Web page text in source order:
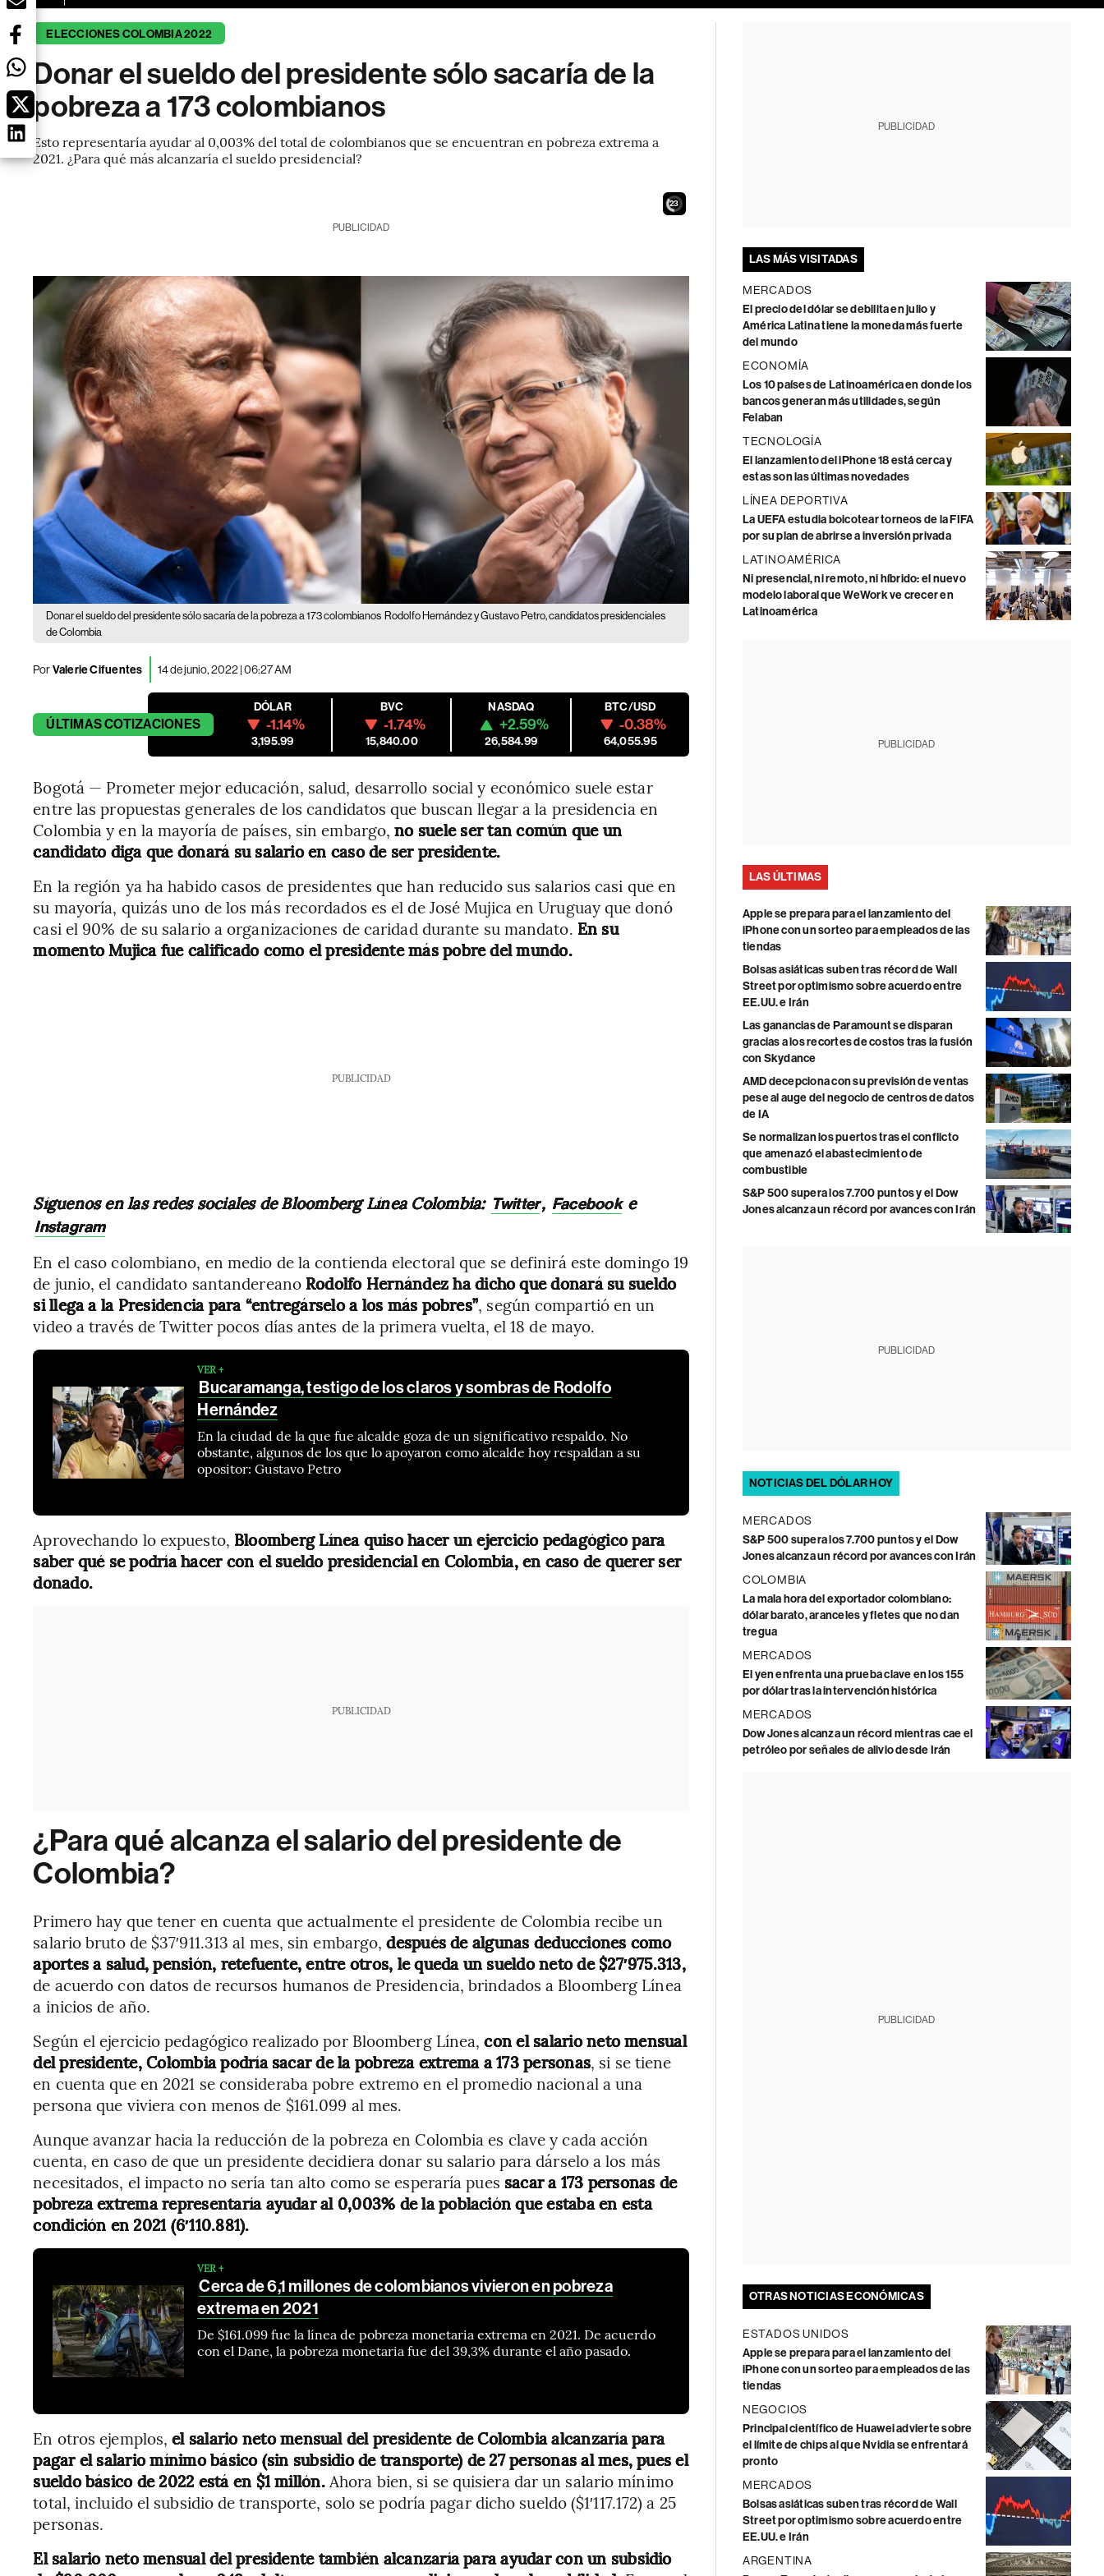
ELECCIONES COLOMBIA 2022
Donar el sueldo del presidente sólo sacaría de la
pobreza a 173 colombianos
Esto representaría ayudar al 0,003% del total de colombianos que se encuentran en pobreza extrema a
2021. ¿Para qué más alcanzaría el sueldo presidencial?
21
PUBLICIDAD
Donar el sueldo del presidente sólo sacaría de la pobreza a 173 colombianos Rodolfo Hernández y Gustavo Petro, candidatos presidenciales
de Colombia
PorValerie Cifuentes 14 de junio, 2022 | 06:27 AM
ÚLTIMASCOTIZACIONES
DÓLAR
-1.14%
3,195.99
BVC
-1.74%
15,840.00
NASDAQ
+2.59%
26,584.99
BTC/USD
-0.38%
64,055.95
Bogotá — Prometer mejor educación, salud, desarrollo social y económico suele estar
entre las propuestas generales de los candidatos que buscan llegar a la presidencia en
Colombia y en la mayoría de países, sin embargo,no suele ser tan común que un
candidato diga que donará su salario en caso de ser presidente.
En la región ya ha habido casos de presidentes que han reducido sus salarios casi que en
su mayoría, quizás uno de los más recordados es el de José Mujica en Uruguay que donó
casi el 90% de su salario a organizaciones de caridad durante su mandato. En su
momento Mujica fue calificado como el presidente más pobre del mundo.
PUBLICIDAD
Síguenos en las redes sociales de Bloomberg Línea Colombia: Twitter, Facebooke
Instagram
En el caso colombiano, en medio de la contienda electoral que se definirá este domingo 19
de junio, el candidato santandereano Rodolfo Hernández ha dicho que donará su sueldo
si llega a la Presidencia para “entregárselo a los más pobres”, según compartió en un
video a través de Twitter pocos días antes de la primera vuelta, el 18 de mayo.
VER +
Bucaramanga, testigo de los claros y sombras de Rodolfo
Hernández
En la ciudad de la que fue alcalde goza de un significativo respaldo. No
obstante, algunos de los que lo apoyaron como alcalde hoy respaldan a su
opositor: Gustavo Petro
Aprovechando lo expuesto, Bloomberg Línea quiso hacer un ejercicio pedagógico para
saber qué se podría hacer con el sueldo presidencial en Colombia,en caso de querer ser
donado.
PUBLICIDAD
¿Para qué alcanza el salario del presidente de
Colombia?
Primero hay que tener en cuenta que actualmente el presidente de Colombia recibe un
salario bruto de $37′911.313 al mes, sin embargo,después de algunas deducciones como
aportes a salud, pensión, retefuente, entre otros, le queda un sueldo neto de $27′975.313,
de acuerdo con datos de recursos humanos de Presidencia, brindados a Bloomberg Línea
a inicios de año.
Según el ejercicio pedagógico realizado por Bloomberg Línea,con el salario neto mensual
del presidente, Colombia podría sacar de la pobreza extrema a 173 personas, si se tiene
en cuenta que en 2021 se consideraba pobre extremo en el promedio nacional a una
persona que viviera con menos de $161.099 al mes.
Aunque avanzar hacia la reducción de la pobreza en Colombia es clave y cada acción
cuenta, en caso de que un presidente decidiera donar su salario para dárselo a los más
necesitados, el impacto no sería tan alto como se esperaría pues sacar a 173 personas de
pobreza extrema representaría ayudar al 0,003% de la población que estaba en esta
condición en 2021 (6′110.881).
VER +
Cerca de 6,1 millones de colombianos vivieron en pobreza
extrema en 2021
De $161.099 fue la línea de pobreza monetaria extrema en 2021. De acuerdo
con el Dane, la pobreza monetaria fue del 39,3% durante el año pasado.
En otros ejemplos,el salario neto mensual del presidente de Colombia alcanzaría para
pagar el salario mínimo básico (sin subsidio de transporte) de 27 personas al mes, pues el
sueldo básico de 2022 está en $1 millón.Ahora bien, si se quisiera dar un salario mínimo
total, incluido el subsidio de transporte, solo se podría pagar dicho sueldo ($1′117.172) a 25
personas.
El salario neto mensual del presidente también alcanzaría para ayudar con un subsidio
PUBLICIDAD
LAS MÁS VISITADAS
MERCADOS
El precio del dólar se debilita en julio y
América Latina tiene la moneda más fuerte
del mundo
ECONOMÍA
Los 10 países de Latinoamérica en donde los
bancos generan más utilidades, según
Felaban
TECNOLOGÍA
El lanzamiento del iPhone 18 está cerca y
estas son las últimas novedades
LÍNEA DEPORTIVA
La UEFA estudia boicotear torneos de la FIFA
por su plan de abrirse a inversión privada
LATINOAMÉRICA
Ni presencial, ni remoto, ni híbrido: el nuevo
modelo laboral que WeWork ve crecer en
Latinoamérica
PUBLICIDAD
LAS ÚLTIMAS
Apple se prepara para el lanzamiento del
iPhone con un sorteo para empleados de las
tiendas
Bolsas asiáticas suben tras récord de Wall
Street por optimismo sobre acuerdo entre
EE.UU. e Irán
Las ganancias de Paramount se disparan
gracias a los recortes de costos tras la fusión
con Skydance
AMD decepciona con su previsión de ventas
pese al auge del negocio de centros de datos
de IA
Se normalizan los puertos tras el conflicto
que amenazó el abastecimiento de
combustible
S&P 500 supera los 7.700 puntos y el Dow
Jones alcanza un récord por avances con Irán
PUBLICIDAD
NOTICIAS DEL DÓLAR HOY
MERCADOS
S&P 500 supera los 7.700 puntos y el Dow
Jones alcanza un récord por avances con Irán
COLOMBIA
La mala hora del exportador colombiano:
dólar barato, aranceles y fletes que no dan
tregua
MERCADOS
El yen enfrenta una prueba clave en los 155
por dólar tras la intervención histórica
MERCADOS
Dow Jones alcanza un récord mientras cae el
petróleo por señales de alivio desde Irán
PUBLICIDAD
OTRAS NOTICIAS ECONÓMICAS
ESTADOS UNIDOS
Apple se prepara para el lanzamiento del
iPhone con un sorteo para empleados de las
tiendas
NEGOCIOS
Principal científico de Huawei advierte sobre
el límite de chips al que Nvidia se enfrentará
pronto
MERCADOS
Bolsas asiáticas suben tras récord de Wall
Street por optimismo sobre acuerdo entre
EE.UU. e Irán
ARGENTINA